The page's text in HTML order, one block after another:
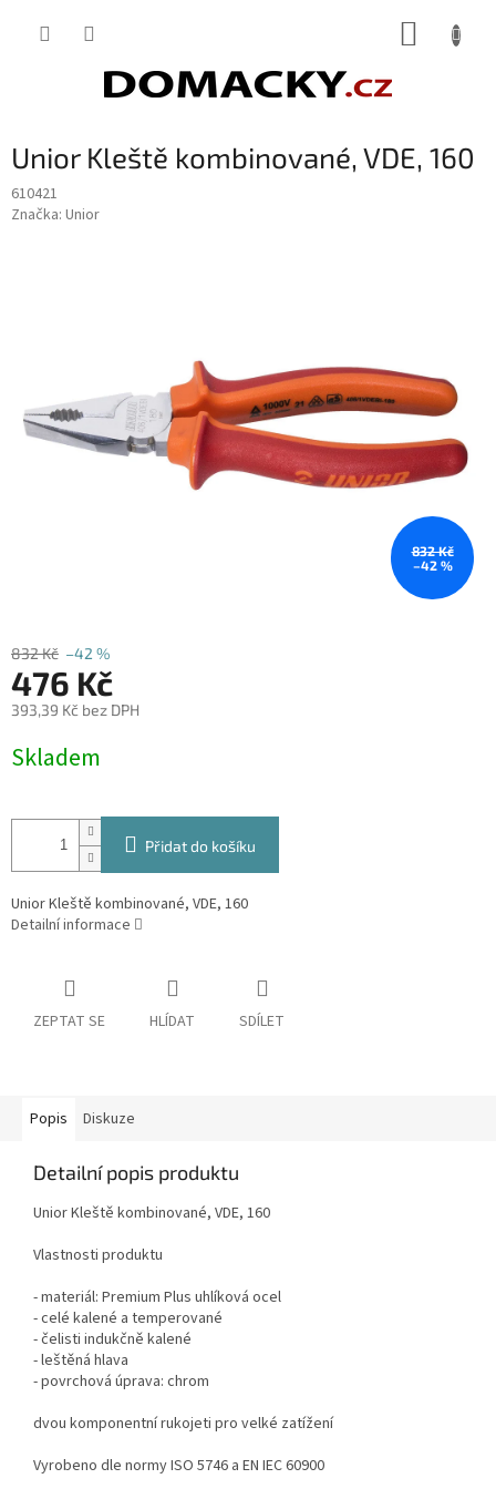
Unior Kleště kombinované, VDE, 160
610421
Značka: Unior
832 Kč
–42 %
832 Kč –42 %
476 Kč
393,39 Kč bez DPH
cena:
Skladem
Přidat do košíku
Unior Kleště kombinované, VDE, 160
Detailní informace
ZEPTAT SE HLÍDAT SDÍLET
Popis Diskuze
Detailní popis produktu
Unior Kleště kombinované, VDE, 160
Vlastnosti produktu
- materiál: Premium Plus uhlíková ocel
- celé kalené a temperované
- čelisti indukčně kalené
- leštěná hlava
- povrchová úprava: chrom
dvou komponentní rukojeti pro velké zatížení
Vyrobeno dle normy ISO 5746 a EN IEC 60900